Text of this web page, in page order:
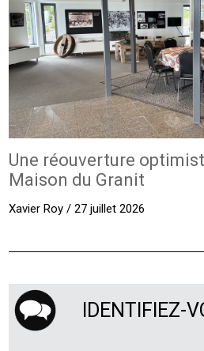
Une réouverture
Maison du Granit
Xavier Roy / 27 juillet 2026
IDENTIFIEZ-